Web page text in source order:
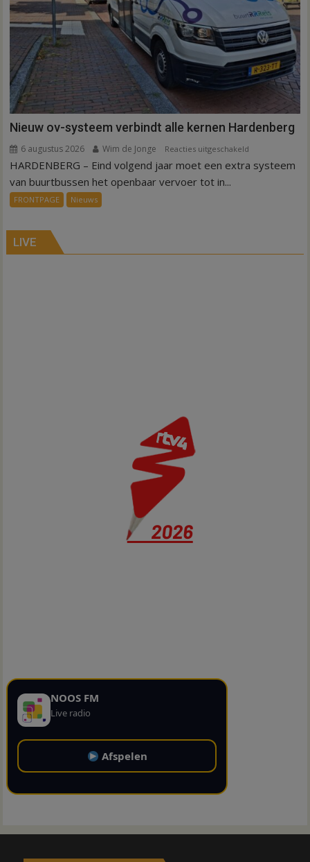
Nieuw ov-systeem verbindt alle kernen Hardenberg
6 augustus 2026 Wim de Jonge Reacties uitgeschakeld
Nieuw
Hardenberg
HARDENBERG – Eind volgend jaar moet een extra systeem
van buurtbussen het openbaar vervoer tot in...
FRONTPAGE Nieuws
LIVE
NOOS FM
Live radio
Afspelen